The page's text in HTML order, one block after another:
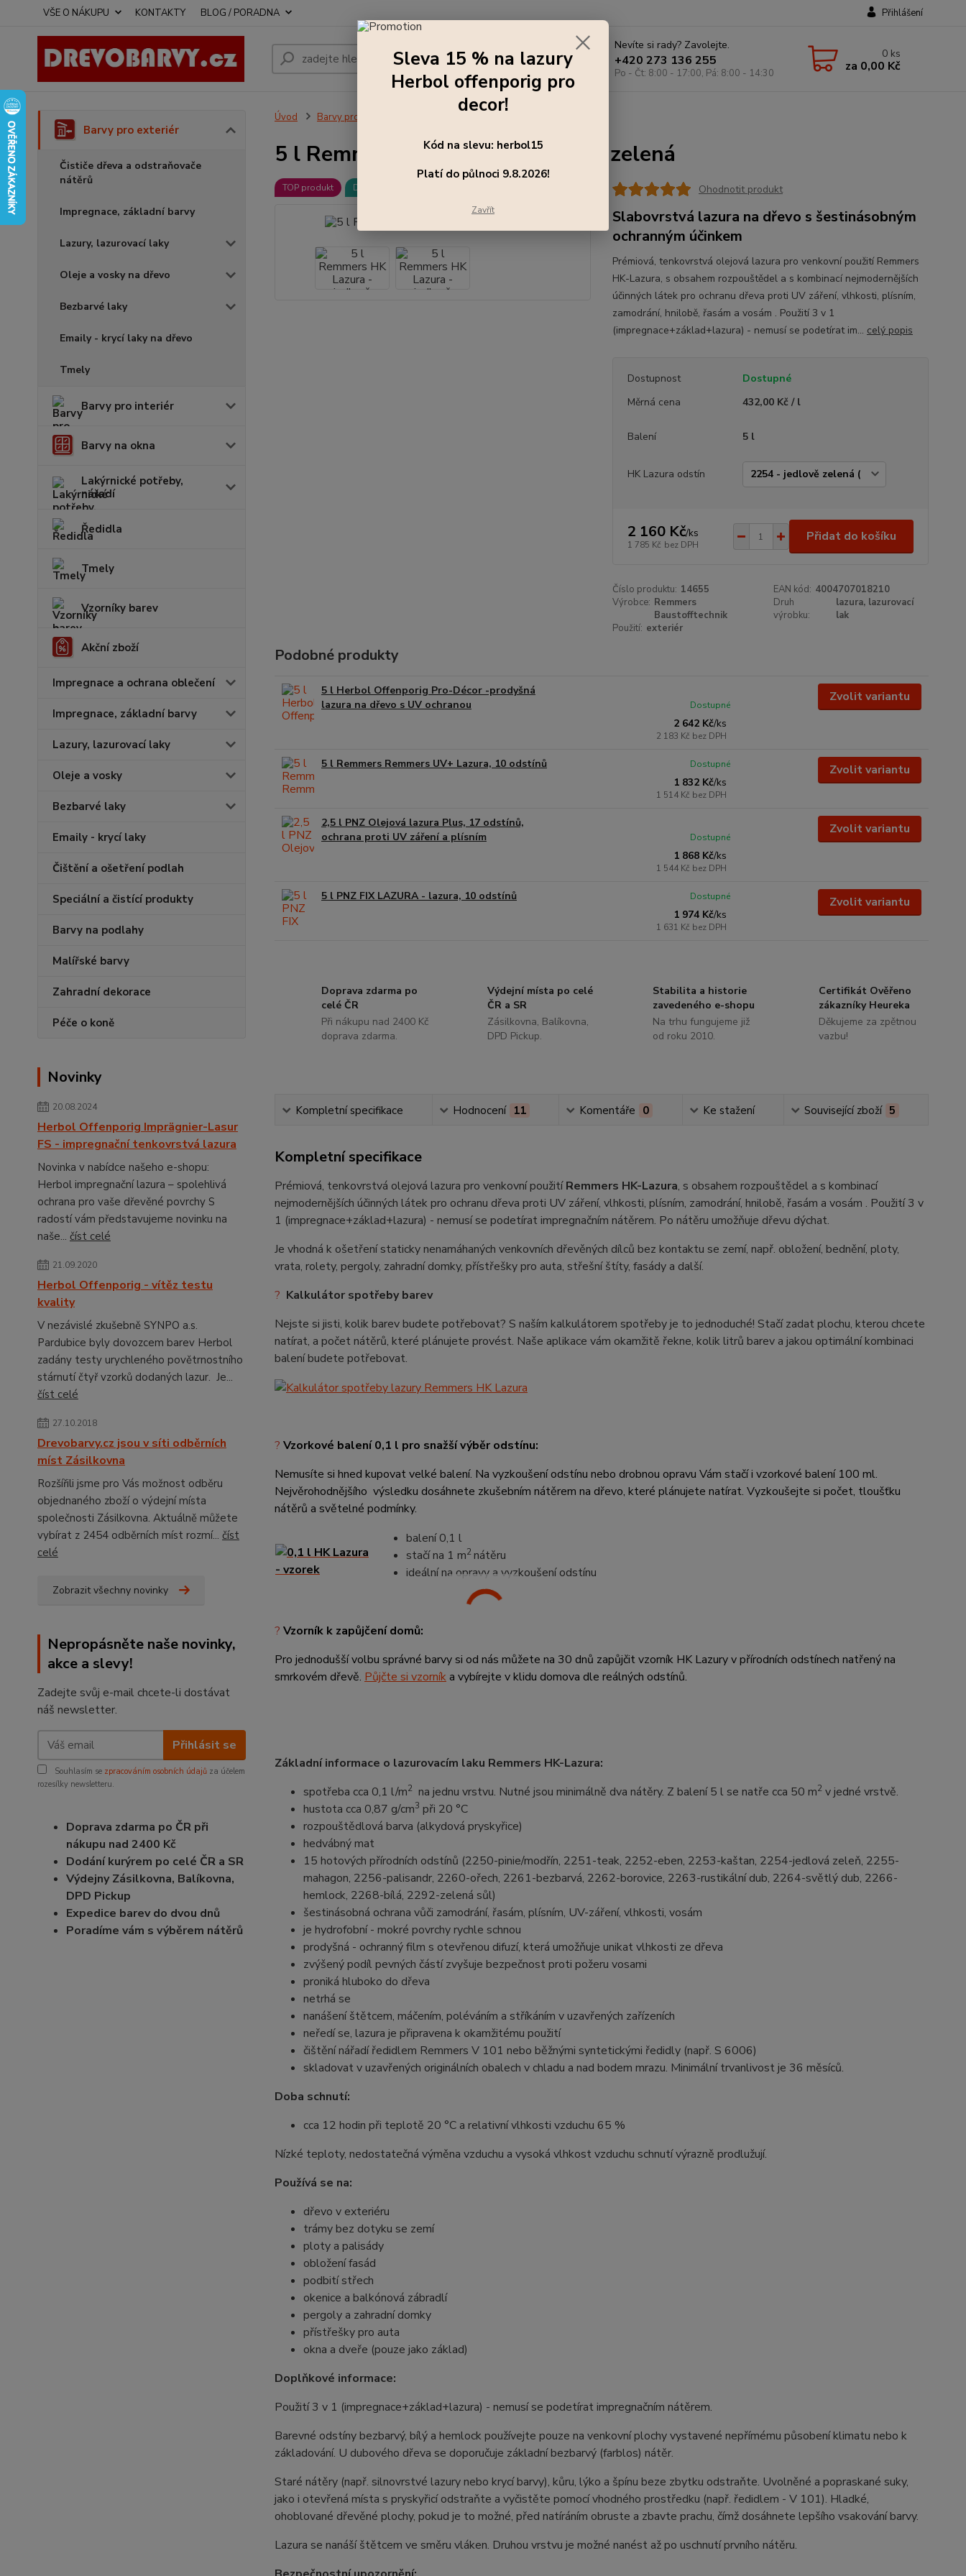
VŠE O NÁKUPU KONTAKTY BLOG / PORADNA Přihlášení
Hledat
Nevíte si rady? Zavolejte.
+420 273 136 255
Po - Čt: 8:00 - 17:00, Pá: 8:00 - 14:30
0 ks
za 0,00 Kč
Barvy pro exteriér
Čističe dřeva a odstraňovače
nátěrů
Impregnace, základní barvy
Lazury, lazurovací laky
Oleje a vosky na dřevo
Bezbarvé laky
Emaily - krycí laky na dřevo
Tmely
Barvy pro interiér
Barvy na okna
Lakýrnické potřeby,
nářadí
Ředidla
Tmely
Vzorníky barev
Akční zboží
Impregnace a ochrana oblečení
Impregnace, základní barvy
Lazury, lazurovací laky
Oleje a vosky
Bezbarvé laky
Emaily - krycí laky
Čištění a ošetření podlah
Speciální a čistící produkty
Barvy na podlahy
Malířské barvy
Zahradní dekorace
Péče o koně
Novinky
20.08.2024
Herbol Offenporig Imprägnier-Lasur
FS - impregnační tenkovrstvá lazura
Novinka v nabídce našeho e-shopu:
Herbol impregnační lazura – spolehlivá
ochrana pro vaše dřevěné povrchy S
radostí vám představujeme novinku na
naše... číst celé
21.09.2020
Herbol Offenporig - vítěz testu
kvality
V nezávislé zkušebně SYNPO a.s.
Pardubice byly dovozcem barev Herbol
zadány testy urychleného povětrnostního
stárnutí čtyř vzorků dodaných lazur. Je...
číst celé
27.10.2018
Drevobarvy.cz jsou v síti odběrních
míst Zásilkovna
Rozšířili jsme pro Vás možnost odběru
objednaného zboží o výdejní místa
společnosti Zásilkovna. Aktuálně můžete
vybírat z 2454 odběrních míst rozmí... číst
celé
Zobrazit všechny novinky
Nepropásněte naše novinky,
akce a slevy!
Zadejte svůj e-mail chcete-li dostávat
náš newsletter.
Přihlásit se
Souhlasím se zpracováním osobních údajů za účelem
rozesílky newsletteru.
Doprava zdarma po ČR při
nákupu nad 2400 Kč
Dodání kurýrem po celé ČR a SR
Výdejny Zásilkovna, Balíkovna,
DPD Pickup
Expedice barev do dvou dnů
Poradíme vám s výběrem nátěrů
Úvod Barvy pro exteriér
5 l Remmers HK Lazura - jedlově zelená
TOP produkt Doprava ZDARMA Ohodnotit produkt
Slabovrstvá lazura na dřevo s šestinásobným
ochranným účinkem
Prémiová, tenkovrstvá olejová lazura pro venkovní použití Remmers
HK-Lazura, s obsahem rozpouštědel a s kombinací nejmodernějších
účinných látek pro ochranu dřeva proti UV záření, vlhkosti, plísním,
zamodrání, hnilobě, řasám a vosám . Použití 3 v 1
(impregnace+základ+lazura) - nemusí se podetírat im... celý popis
Dostupnost
Dostupné
Měrná cena
432,00 Kč / l
Balení 5 l
HK Lazura odstín
2 160 Kč/ks
1 785 Kč bez DPH
Přidat do košíku
Číslo produktu: 14655 EAN kód: 4004707018210
Výrobce: Remmers
Baustofftechnik
Druh
výrobku:
lazura, lazurovací
lak
Použití: exteriér
Podobné produkty
5 l Herbol Offenporig Pro-Décor -prodyšná
lazura na dřevo s UV ochranou
2 642 Kč/ks
2 183 Kč bez DPH
Dostupné
Zvolit variantu
5 l Remmers Remmers UV+ Lazura, 10 odstínů
1 832 Kč/ks
1 514 Kč bez DPH
Dostupné Zvolit variantu
2,5 l PNZ Olejová lazura Plus, 17 odstínů,
ochrana proti UV záření a plísním
1 868 Kč/ks
1 544 Kč bez DPH
Dostupné
Zvolit variantu
5 l PNZ FIX LAZURA - lazura, 10 odstínů
1 974 Kč/ks
1 631 Kč bez DPH
Dostupné Zvolit variantu
Doprava zdarma po
celé ČR
Při nákupu nad 2400 Kč
doprava zdarma.
Výdejní místa po celé
ČR a SR
Zásilkovna, Balíkovna,
DPD Pickup.
Stabilita a historie
zavedeného e-shopu
Na trhu fungujeme již
od roku 2010.
Certifikát Ověřeno
zákazníky Heureka
Děkujeme za zpětnou
vazbu!
Kompletní specifikace Hodnocení 11 Komentáře 0 Ke stažení Související zboží 5
Kompletní specifikace
Prémiová, tenkovrstvá olejová lazura pro venkovní použitíRemmers HK-Lazura, s obsahem rozpouštědel a s kombinací
nejmodernějších účinných látek pro ochranu dřeva proti UV záření, vlhkosti, plísním, zamodrání, hnilobě, řasám a vosám . Použití 3 v
1 (impregnace+základ+lazura) - nemusí se podetírat impregnačním nátěrem. Po nátěru umožňuje dřevu dýchat.
Je vhodná k ošetření staticky nenamáhaných venkovních dřevěných dílců bez kontaktu se zemí, např. obložení, bednění, ploty,
vrata, rolety, pergoly, zahradní domky, přístřešky pro auta, střešní štíty, fasády a další.
? Kalkulátor spotřeby barev
Nejste si jisti, kolik barev budete potřebovat? S naším kalkulátorem spotřeby je to jednoduché! Stačí zadat plochu, kterou chcete
natírat, a počet nátěrů, které plánujete provést. Naše aplikace vám okamžitě řekne, kolik litrů barev a jakou optimální kombinaci
balení budete potřebovat.
? Vzorkové balení 0,1 l pro snažší výběr odstínu:
Nemusíte si hned kupovat velké balení. Na vyzkoušení odstínu nebo drobnou opravu Vám stačí i vzorkové balení 100 ml.
Nejvěrohodnějšího výsledku dosáhnete zkušebním nátěrem na dřevo, které plánujete natírat. Vyzkoušejte si počet, tloušťku
nátěrů a světelné podmínky.
balení 0,1 l
stačí na 1 m2nátěru
ideální na opravy a vyzkoušení odstínu
? Vzorník k zapůjčení domů:
Pro jednodušší volbu správné barvy si od nás můžete na 30 dnů zapůjčit vzorník HK Lazury v přírodních odstínech natřený na
smrkovém dřevě. Půjčte si vzorníka vybírejte v klidu domova dle reálných odstínů.
Základní informace o lazurovacím laku Remmers HK-Lazura:
spotřeba cca 0,1 l/m2na jednu vrstvu. Nutné jsou minimálně dva nátěry. Z balení 5 l se natře cca 50 m2v jedné vrstvě.
hustota cca 0,87 g/cm3 při 20 °C
rozpouštědlová barva (alkydová pryskyřice)
hedvábný mat
15 hotových přírodních odstínů (2250-pinie/modřín, 2251-teak, 2252-eben, 2253-kaštan, 2254-jedlová zeleň, 2255-
mahagon, 2256-palisandr, 2260-ořech, 2261-bezbarvá, 2262-borovice, 2263-rustikální dub, 2264-světlý dub, 2266-
hemlock, 2268-bílá, 2292-zelená sůl)
šestinásobná ochrana vůči zamodrání, řasám, plísním, UV-záření, vlhkosti, vosám
je hydrofobní - mokré povrchy rychle schnou
prodyšná - ochranný film s otevřenou difuzí, která umožňuje unikat vlhkosti ze dřeva
zvýšený podíl pevných částí zvyšuje bezpečnost proti požeru vosami
proniká hluboko do dřeva
netrhá se
nanášení štětcem, máčením, poléváním a stříkáním v uzavřených zařízeních
neředí se, lazura je připravena k okamžitému použití
čištění nářadí ředidlem Remmers V 101 nebo běžnými syntetickými ředidly (např. S 6006)
skladovat v uzavřených originálních obalech v chladu a nad bodem mrazu. Minimální trvanlivost je 36 měsíců.
Doba schnutí:
cca 12 hodin při teplotě 20 °C a relativní vlhkosti vzduchu 65 %
Nízké teploty, nedostatečná výměna vzduchu a vysoká vlhkost vzduchu schnutí výrazně prodlužují.
Používá se na:
dřevo v exteriéru
trámy bez dotyku se zemí
ploty a palisády
obložení fasád
podbití střech
okenice a balkónová zábradlí
pergoly a zahradní domky
přístřešky pro auta
okna a dveře (pouze jako základ)
Doplňkové informace:
Použití 3 v 1 (impregnace+základ+lazura) - nemusí se podetírat impregnačním nátěrem.
Barevné odstíny bezbarvý, bílý a hemlock používejte pouze na venkovní plochy vystavené nepřímému působení klimatu nebo k
základování. U dubového dřeva se doporučuje základní bezbarvý (farblos) nátěr.
Staré nátěry (např. silnovrstvé lazury nebo krycí barvy), kůru, lýko a špínu beze zbytku odstraňte. Uvolněné a popraskané suky,
jako i otevřená místa s pryskyřicí odstraňte a vyčistěte pomocí vhodného prostředku (např. ředidlem - V 101). Hladké,
ohoblované dřevěné plochy, pokud je to možné, před natíráním obruste a zbavte prachu, čímž dosáhnete lepšího vsakování barvy.
Lazura se nanáší štětcem ve směru vláken. Druhou vrstvu je možné nanést až po uschnutí prvního nátěru.
Sleva 15 % na lazury
Herbol offenporig pro
decor!
Kód na slevu: herbol15
Platí do půlnoci 9.8.2026!
Zavřít